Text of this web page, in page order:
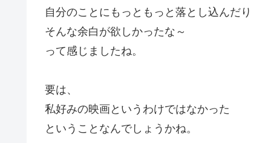
自分のことにもっともっと落とし込んだり
そんな余白が欲しかったな～
って感じましたね。
要は、
私好みの映画というわけではなかった
ということなんでしょうかね。